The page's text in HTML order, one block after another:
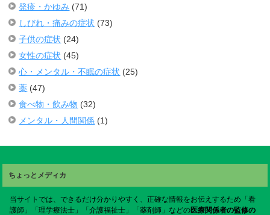
発疹・かゆみ (71)
しびれ・痛みの症状 (73)
子供の症状 (24)
女性の症状 (45)
心・メンタル・不眠の症状 (25)
薬 (47)
食べ物・飲み物 (32)
メンタル・人間関係 (1)
ちょっとメディカ
当サイトでは、できるだけ分かりやすく、正確な情報をお伝えするため「看
護師」「理学療法士」「介護福祉士」「薬剤師」などの医療関係者の監修の